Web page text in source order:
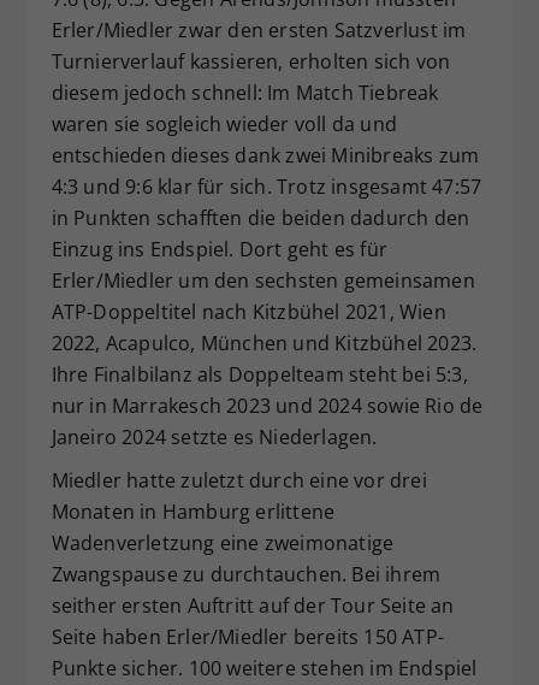
Erler/Miedler zwar den ersten Satzverlust im
Turnierverlauf kassieren, erholten sich von
diesem jedoch schnell: Im Match Tiebreak
waren sie sogleich wieder voll da und
entschieden dieses dank zwei Minibreaks zum
4:3 und 9:6 klar für sich. Trotz insgesamt 47:57
in Punkten schafften die beiden dadurch den
Einzug ins Endspiel. Dort geht es für
Erler/Miedler um den sechsten gemeinsamen
ATP-Doppeltitel nach Kitzbühel 2021, Wien
2022, Acapulco, München und Kitzbühel 2023.
Ihre Finalbilanz als Doppelteam steht bei 5:3,
nur in Marrakesch 2023 und 2024 sowie Rio de
Janeiro 2024 setzte es Niederlagen.
Miedler hatte zuletzt durch eine vor drei
Monaten in Hamburg erlittene
Wadenverletzung eine zweimonatige
Zwangspause zu durchtauchen. Bei ihrem
seither ersten Auftritt auf der Tour Seite an
Seite haben Erler/Miedler bereits 150 ATP-
Punkte sicher. 100 weitere stehen im Endspiel